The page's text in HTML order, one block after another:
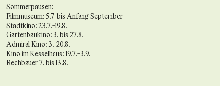
Sommerpausen:
Filmmuseum: 5.7. bis Anfang September
Stadtkino: 23.7.-19.8.
Gartenbaukino: 3. bis 27.8.
Admiral Kino: 3.-20.8.
Kino im Kesselhaus: 19.7.-3.9.
Rechbauer 7. bis 13.8.